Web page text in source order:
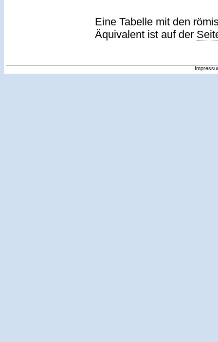
Eine Tabelle mit den
Äquivalent ist auf der